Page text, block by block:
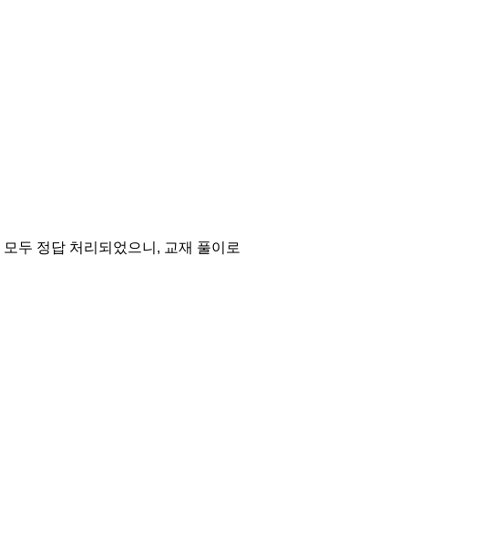
두 정답 처리되었으니, 교재 풀이로